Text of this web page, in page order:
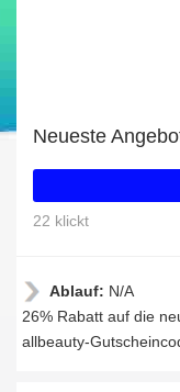
22 klickt
Ablauf: N/A
26% Rabatt auf die
allbeauty-